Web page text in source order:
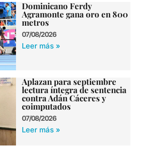
Dominicano Ferdy
Agramonte gana oro en 800
metros
07/08/2026
Leer más »
Aplazan para septiembre
lectura íntegra de sentencia
contra Adán Cáceres y
coimputados
07/08/2026
Leer más »